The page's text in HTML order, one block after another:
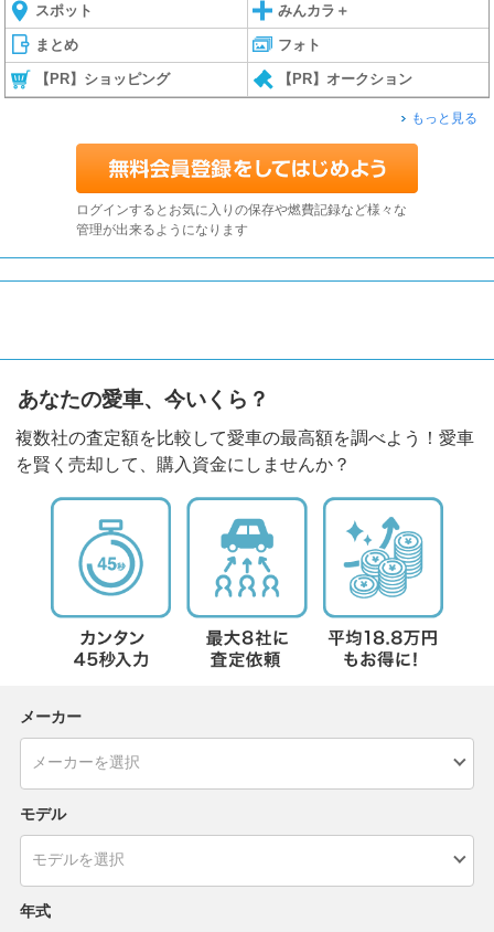
スポット みんカラ＋
まとめ フォト
【PR】ショッピング 【PR】オークション
もっと見る
ログインするとお気に入りの保存や燃費記録など様々な
管理が出来るようになります
あなたの愛車、今いくら？
複数社の査定額を比較して愛車の最高額を調べよう！愛車
を賢く売却して、購入資金にしませんか？
メーカー
モデル
年式